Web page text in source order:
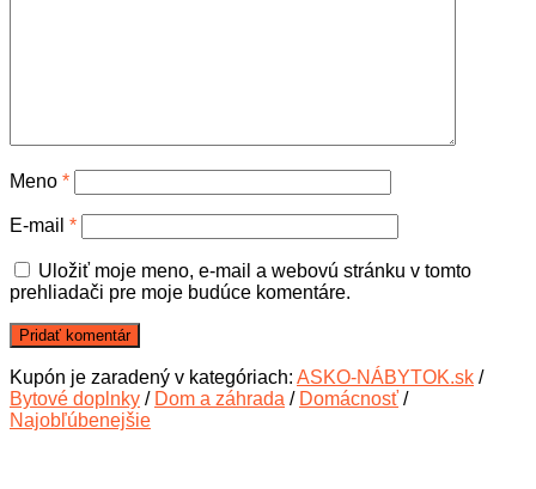
Meno *
E-mail *
Uložiť moje meno, e-mail a webovú stránku v tomto
prehliadači pre moje budúce komentáre.
Kupón je zaradený v kategóriach: ASKO-NÁBYTOK.sk /
Bytové doplnky / Dom a záhrada / Domácnosť /
Najobľúbenejšie